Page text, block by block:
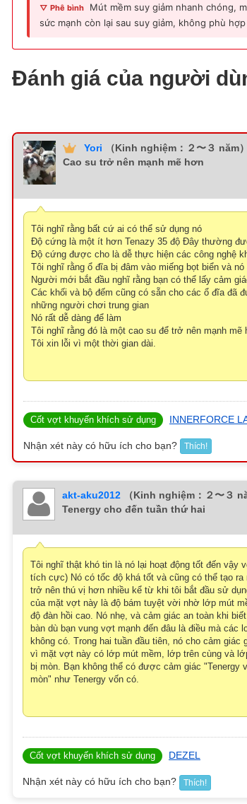
▽ Phê bình
Mút mềm suy giảm nhanh chóng,
sức mạnh còn lại sau suy giảm, không phù
Đánh giá của người
Yori
（Kinh nghiệm：２〜３ năm）
Cao su trở nên mạnh mẽ hơn
Tôi nghĩ rằng bất cứ ai có thể sử dụng nó
Độ cứng là một ít hơn Tenazy 35 độ Đây thường
Độ cứng được cho là dễ thực hiện các công nghệ
Tôi nghĩ rằng ổ đĩa bị đâm vào miếng bọt biển và nó
Người mới bắt đầu nghĩ rằng bạn có thể lấy cảm
Các khối và bộ đếm cũng có sẵn cho các ổ đĩa đã
những người chơi trung gian
Nó rất dễ dàng để làm
Tôi nghĩ rằng đó là một cao su để trở nên mạnh mẽ
Tôi xin lỗi vì một thời gian dài.
Cốt vợt khuyến khích sử dụng INNERFORCE
Nhận xét này có hữu ích cho bạn? Thích!
akt-aku2012
（Kinh nghiệm：２〜３
Tenergy cho đến tuần thứ hai
Tôi nghĩ thật khó tin là nó lại hoạt động tốt đến vậy
tích cực) Nó có tốc độ khá tốt và cũng có thể tạo ra
trở nên thú vị hơn nhiều kể từ khi tôi bắt đầu sử
của mặt vợt này là độ bám tuyệt vời nhờ lớp mút
độ đàn hồi cao. Nó nhẹ, và cảm giác an toàn khi
bàn dù bạn vung vợt mạnh đến đâu là điều mà các
không có. Trong hai tuần đầu tiên, nó cho cảm giác
vì mặt vợt này có lớp mút mềm, lớp trên cùng và
bị mòn. Bạn không thể có được cảm giác "Tenergy
mòn" như Tenergy vốn có.
Cốt vợt khuyến khích sử dụng DEZEL
Nhận xét này có hữu ích cho bạn? Thích!